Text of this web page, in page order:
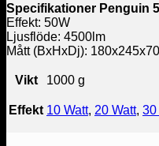
Specifikationer Penguin
Effekt: 50W
Ljusflöde: 4500lm
Mått (BxHxDj):
Vikt 1000 g
Effekt 10 Watt, 20 Watt, 30